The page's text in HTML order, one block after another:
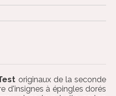
originaux de la seconde
d'insignes à épingles dorés